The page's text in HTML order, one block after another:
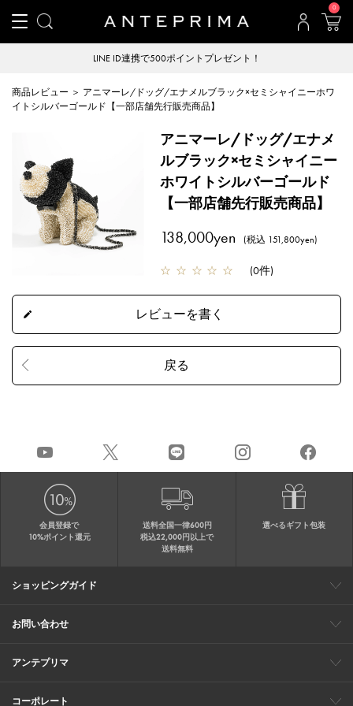
0
LINE ID連携で500ポイントプレゼント！
商品レビュー ＞ アニマーレ/ドッグ/エナメルブラック×セミシャイニーホワ
イトシルバーゴールド【一部店舗先行販売商品】
アニマーレ/ドッグ/エナメ
ルブラック×セミシャイニー
ホワイトシルバーゴールド
【一部店舗先行販売商品】
138,000yen (税込 151,800yen)
☆ ☆ ☆ ☆ ☆ (0件)
会員登録で
10%ポイント還元
送料全国一律600円
税込22,000円以上で
送料無料
選べるギフト包装
ショッピングガイド
会員特典
ご購入・配送について
返品について
ギフト包装
FAQ
サイトマップ
お問い合わせ
メールでのお問い合わせ
お修理についてのお問い合わせ
アンテプリマ
ブランドサイト
ショップリスト
ワイヤーバッグについて
特集
オンラインストアニュース
コーポレート